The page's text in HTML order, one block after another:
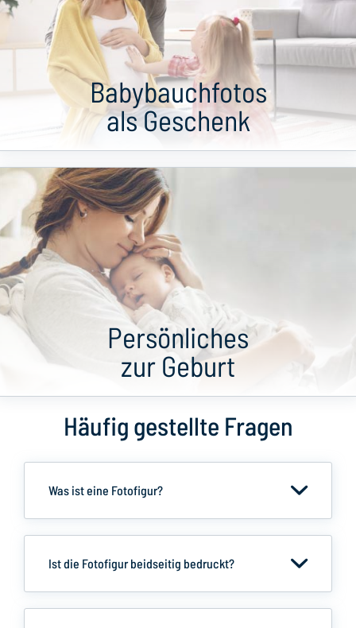
Babybauchfotos
als Geschenk
Persönliches
zur Geburt
Häufig gestellte Fragen
Was ist eine Fotofigur?
Ist die Fotofigur beidseitig bedruckt?